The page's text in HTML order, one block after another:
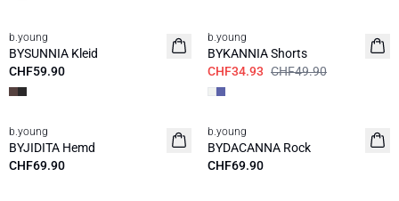
b.young
BYSUNNIA Kleid
CHF59.90
b.young
BYKANNIA Shorts
CHF34.93 CHF49.90
Neuheit
b.young
BYJIDITA Hemd
CHF69.90
Neuheit
b.young
BYDACANNA Rock
CHF69.90